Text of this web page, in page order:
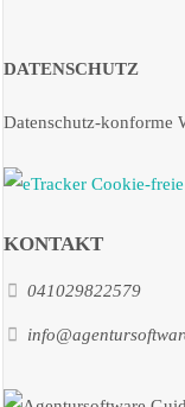
DATENSCHUTZ
Datenschutz-konforme
KONTAKT
041029822579